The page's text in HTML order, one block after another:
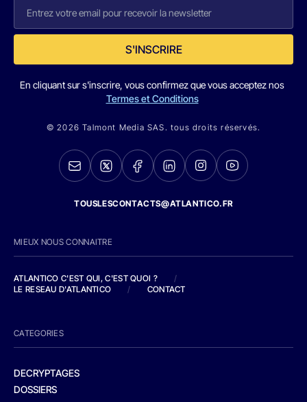
S'INSCRIRE
En cliquant sur s'inscrire, vous confirmez que vous acceptez nos
Termes et Conditions
© 2026 Talmont Media SAS. tous droits réservés.
TOUSLESCONTACTS@ATLANTICO.FR
MIEUX NOUS CONNAITRE
ATLANTICO C'EST QUI, C'EST QUOI ?
/
LE RESEAU D'ATLANTICO
/ CONTACT
CATEGORIES
DECRYPTAGES
DOSSIERS